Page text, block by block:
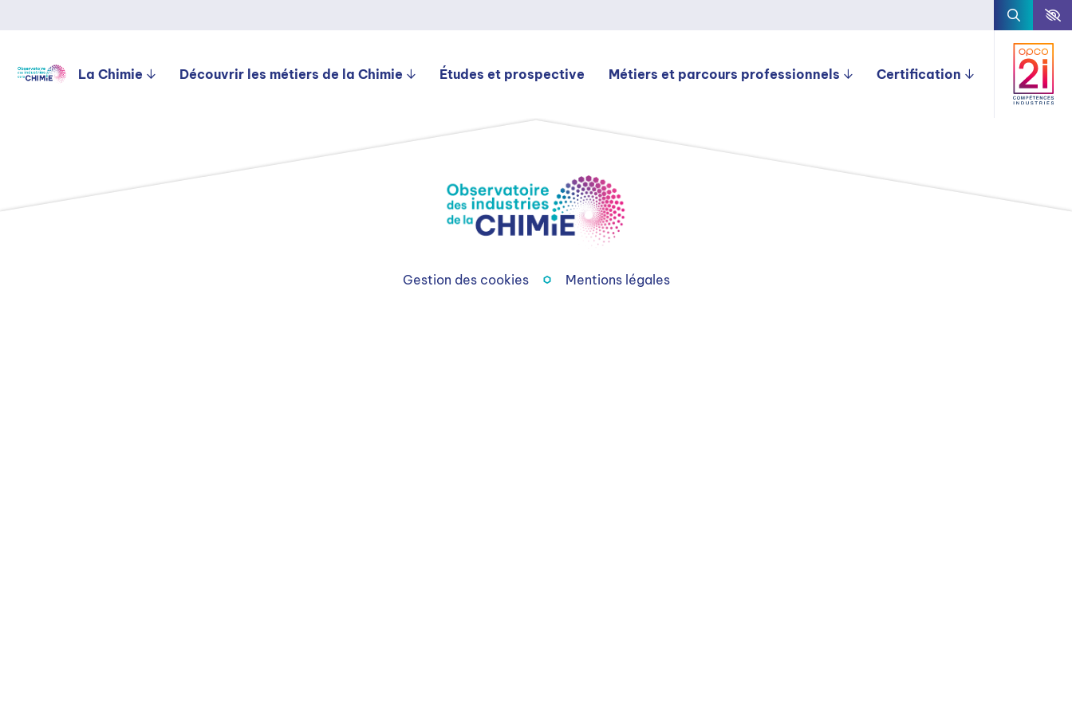
La Chimie Découvrir les métiers de la Chimie Études et prospective Métiers et parcours professionnels Certification
Gestion des cookies Mentions légales